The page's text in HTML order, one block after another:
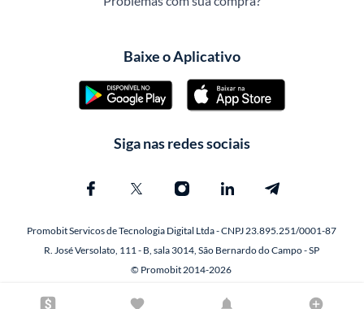
Baixe o Aplicativo
Siga nas redes sociais
Promobit Servicos de Tecnologia Digital Ltda - CNPJ 23.895.251/0001-87
R. José Versolato, 111 - B, sala 3014, São Bernardo do Campo - SP
© Promobit 2014-2026